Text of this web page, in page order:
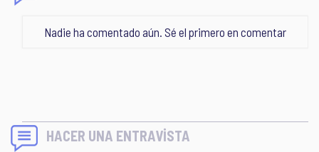
Nadie ha comentado aún. Sé el primero en comentar
HACER UNA ENTRAVİSTA